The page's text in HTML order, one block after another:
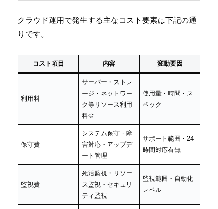
クラウド運用で発生する主なコスト要素は下記の通
りです。
コスト項目 内容 変動要因
利用料
サーバー・ストレ
ージ・ネットワー
ク等リソース利用
料金
使用量・時間・ス
ペック
保守費
システム保守・障
害対応・アップデ
ート管理
サポート範囲・24
時間対応有無
監視費
死活監視・リソー
ス監視・セキュリ
ティ監視
監視範囲・自動化
レベル